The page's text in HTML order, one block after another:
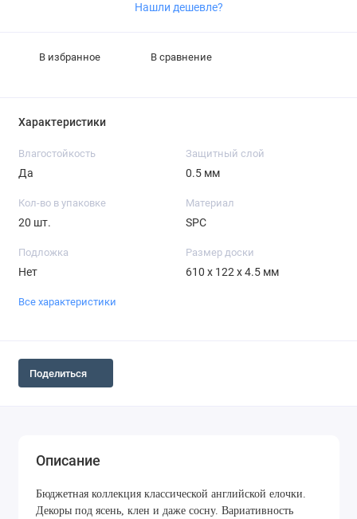
Нашли дешевле?
В избранное В сравнение
Характеристики
Влагостойкость
Да
Защитный слой
0.5 мм
Кол-во в упаковке
20 шт.
Материал
SPC
Подложка
Нет
Размер доски
610 x 122 x 4.5 мм
Все характеристики
Поделиться
Описание
Бюджетная коллекция классической английской елочки.
Декоры под ясень, клен и даже сосну. Вариативность